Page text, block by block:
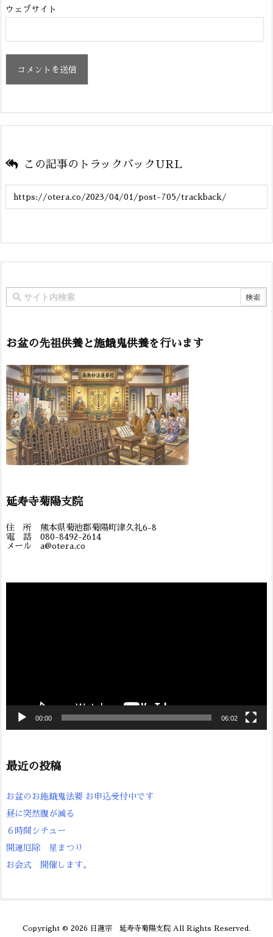
ウェブサイト
この記事のトラックバックURL
お盆の先祖供養と施餓鬼供養を行います
延寿寺菊陽支院
住 所 熊本県菊池郡菊陽町津久礼6-8
電 話 080-8492-2614
メール a@otera.co
00:00 06:02
最近の投稿
お盆のお施餓鬼法要 お申込受付中です
昼に突然腹が減る
６時間シチュー
開運厄除 星まつり
お会式 開催します。
Copyright © 2026 日蓮宗 延寿寺菊陽支院All Rights Reserved.